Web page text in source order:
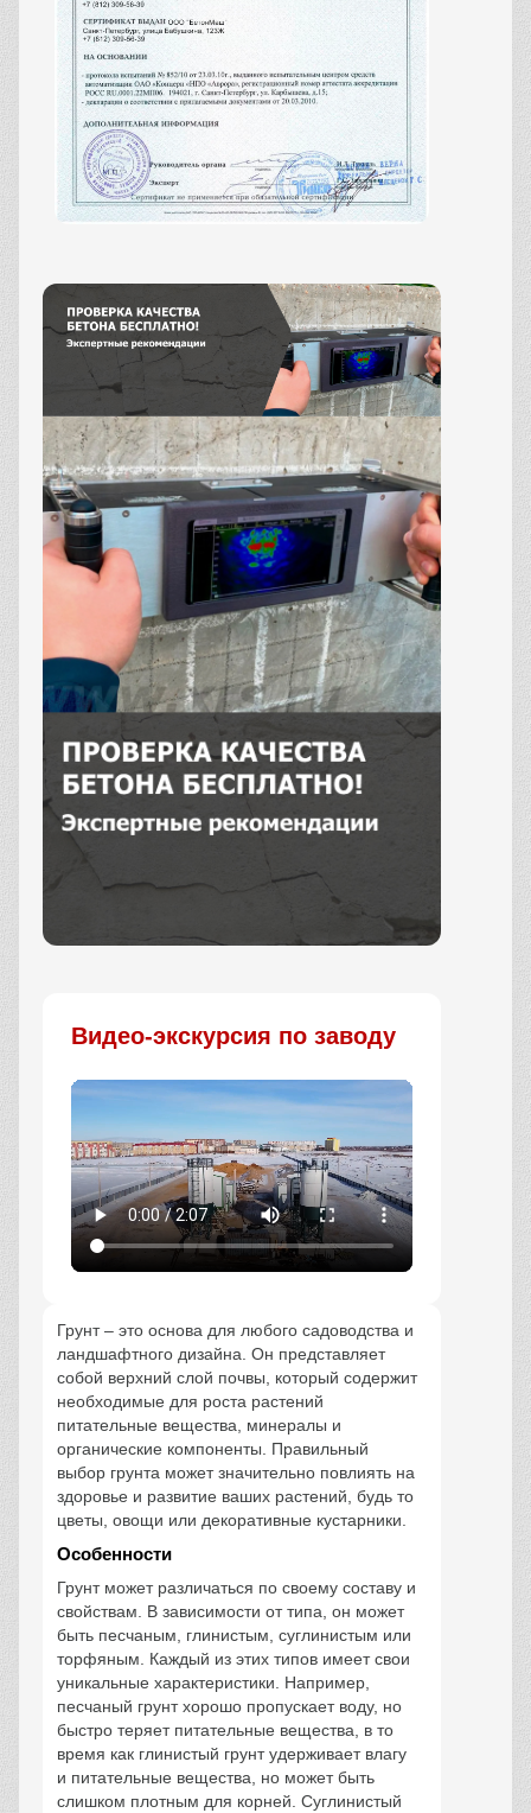
Видео-экскурсия по заводу
Грунт – это основа для любого садоводства и
ландшафтного дизайна. Он представляет
собой верхний слой почвы, который содержит
необходимые для роста растений
питательные вещества, минералы и
органические компоненты. Правильный
выбор грунта может значительно повлиять на
здоровье и развитие ваших растений, будь то
цветы, овощи или декоративные кустарники.
Особенности
Грунт может различаться по своему составу и
свойствам. В зависимости от типа, он может
быть песчаным, глинистым, суглинистым или
торфяным. Каждый из этих типов имеет свои
уникальные характеристики. Например,
песчаный грунт хорошо пропускает воду, но
быстро теряет питательные вещества, в то
время как глинистый грунт удерживает влагу
и питательные вещества, но может быть
слишком плотным для корней. Суглинистый